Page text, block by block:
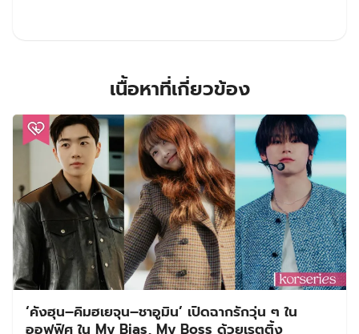
เนื้อหาที่เกี่ยวข้อง
‘คังฮุน–คิมฮเยจุน–ชาอูมิน’ เปิดฉากรักวุ่น ๆ ใน
ออฟฟิศ ใน My Bias, My Boss ด้วยเรตติ้ง